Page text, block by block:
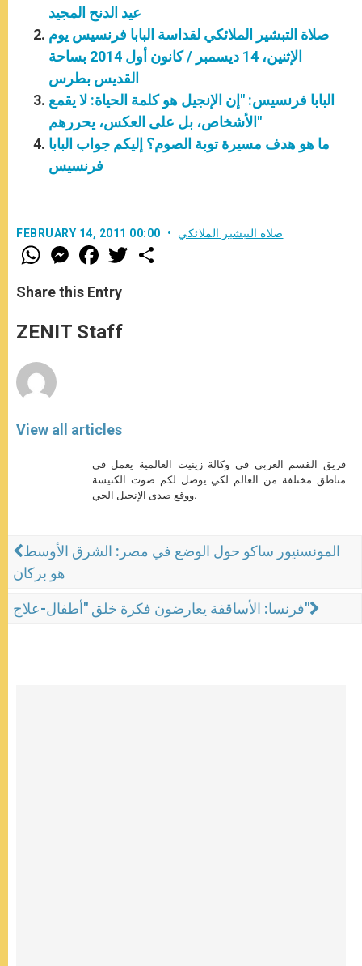
عيد الدنح المجيد
صلاة التبشير الملائكي لقداسة البابا فرنسيس يوم
الإثنين، 14 ديسمبر / كانون أول 2014 بساحة
القديس بطرس
البابا فرنسيس: "إن الإنجيل هو كلمة الحياة: لا يقمع
الأشخاص، بل على العكس، يحررهم"
ما هو هدف مسيرة توبة الصوم؟ إليكم جواب البابا
فرنسيس
FEBRUARY 14, 2011 00:00 صلاة التبشير الملائكي
W
h
t
s
p
p
M
e
s
e
g
e
F
a
e
b
o
k
w
Share this Entry
ZENIT Staff
View all articles
فريق القسم العربي في وكالة زينيت العالمية يعمل في
مناطق مختلفة من العالم لكي يوصل لكم صوت الكنيسة
ووقع صدى الإنجيل الحي.
المونسنيور ساكو حول الوضع في مصر: الشرق الأوسط
هو بركان
فرنسا: الأساقفة يعارضون فكرة خلق "أطفال-علاج"